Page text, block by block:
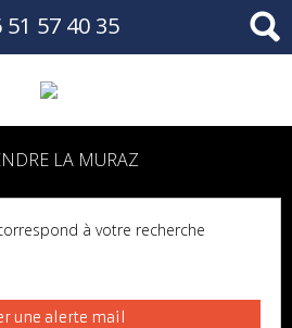
51 57 40 35
LA MURAZ
à votre recherche
une alerte mail